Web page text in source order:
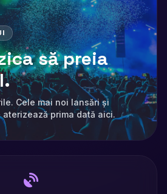
să preia
Cele mai noi lansări și
aterizează prima dată aici.